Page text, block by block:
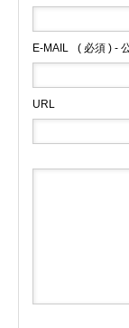
E-MAIL ( 必須 ) -
URL